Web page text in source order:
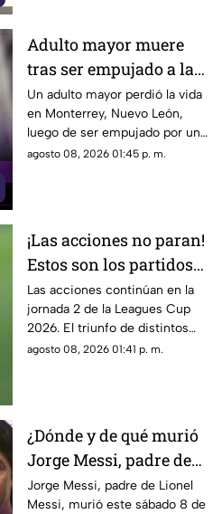
Adulto mayor muere
tras ser empujado a la
calle
Un adulto mayor perdió la vida
en Monterrey, Nuevo León,
luego de ser empujado por un
sujeto hacia el arroyo
agosto 08, 2026 01:45 p. m.
¡Las acciones no paran!
Estos son los partidos
restantes de la jornada
2 de la Leagues Cup
2026
Las acciones continúan en la
jornada 2 de la Leagues Cup
2026. El triunfo de distintos
equipos de la Liga MX podría
agosto 08, 2026 01:41 p. m.
¿Dónde y de qué murió
Jorge Messi, padre de
Lionel Messi?
Jorge Messi, padre de Lionel
Messi, murió este sábado 8 de